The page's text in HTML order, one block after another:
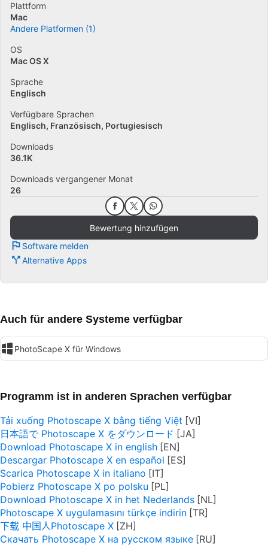
Plattform
Mac
Andere Platformen (1)
OS
Mac OS X
Sprache
Englisch
Verfügbare Sprachen
Englisch Französisch Portugiesisch
Downloads
36.1K
Downloads vergangener Monat
26
Bewertung hinzufügen
Software melden
Alternative Apps
Auch für andere Systeme verfügbar
PhotoScape X für Windows
Programm ist in anderen Sprachen verfügbar
Tải xuống Photoscape X bằng tiếng Việt
日本語で Photoscape X をダウンロード
Download Photoscape X in english
Descargar Photoscape X en español
Scarica Photoscape X in italiano
Pobierz Photoscape X po polsku
Download Photoscape X in het Nederlands
Photoscape X uygulamasını türkçe indirin
下载 中国人Photoscape X
Скачать Photoscape X на русском языке